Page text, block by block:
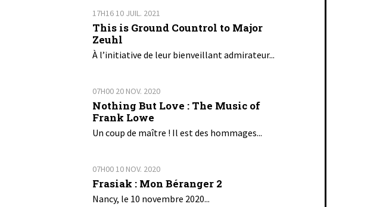
17H16 10 JUIL. 2021
This is Ground Countrol to Major
Zeuhl
À l’initiative de leur bienveillant admirateur...
07H00 20 NOV. 2020
Nothing But Love : The Music of
Frank Lowe
Un coup de maître ! Il est des hommages...
07H00 10 NOV. 2020
Frasiak : Mon Béranger 2
Nancy, le 10 novembre 2020...